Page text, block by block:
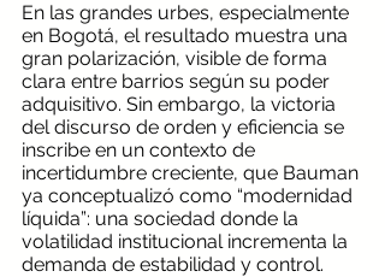
En las grandes urbes, especialmente
en Bogotá, el resultado muestra una
gran polarización, visible de forma
clara entre barrios según su poder
adquisitivo. Sin embargo, la victoria
del discurso de orden y eficiencia se
inscribe en un contexto de
incertidumbre creciente, que Bauman
ya conceptualizó como “modernidad
líquida”: una sociedad donde la
volatilidad institucional incrementa la
demanda de estabilidad y control.